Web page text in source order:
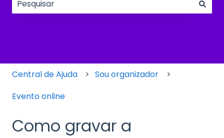
Central de Ajuda
Sou organizador
Evento online
Como gravar a